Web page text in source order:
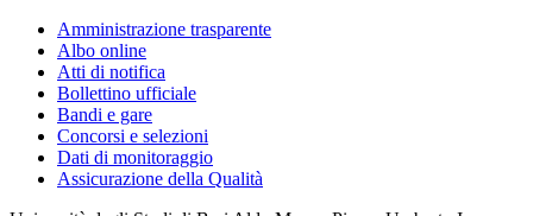
Amministrazione trasparente
Albo online
Atti di notifica
Bollettino ufficiale
Bandi e gare
Concorsi e selezioni
Dati di monitoraggio
Assicurazione della Qualità